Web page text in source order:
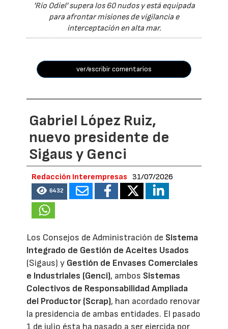
'Río Odiel' supera los 60 nudos y está equipada
para afrontar misiones de vigilancia e
interceptación en alta mar.
ver/escribir comentarios
Gabriel López Ruiz,
nuevo presidente de
Sigaus y Genci
Redacción Interempresas 31/07/2026
6432
Los Consejos de Administración de Sistema
Integrado de Gestión de Aceites Usados
(Sigaus) y Gestión de Envases Comerciales
e Industriales (Genci), ambos Sistemas
Colectivos de Responsabilidad Ampliada
del Productor (Scrap), han acordado renovar
la presidencia de ambas entidades. El pasado
1 de julio ésta ha pasado a ser ejercida por